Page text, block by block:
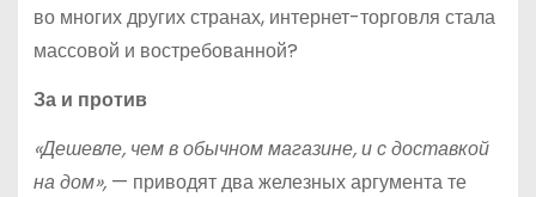
во многих других странах, интернет-торговля стала
массовой и востребованной?
За и против
«Дешевле, чем в обычном магазине, и с доставкой
на дом»,— приводят два железных аргумента те